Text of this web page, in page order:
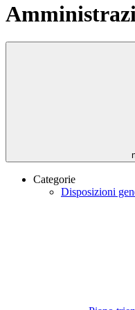
Categorie
Disposizioni